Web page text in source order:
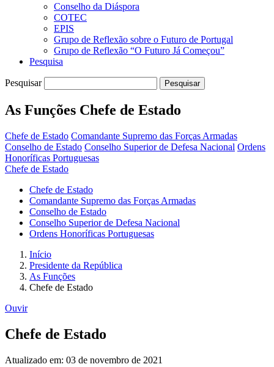
Conselho da Diáspora
COTEC
EPIS
Grupo de Reflexão sobre o Futuro de Portugal
Grupo de Reflexão “O Futuro Já Começou”
Pesquisa
Pesquisar Pesquisar
As Funções Chefe de Estado
Chefe de Estado Comandante Supremo das Forças Armadas
Conselho de Estado Conselho Superior de Defesa Nacional Ordens
Honoríficas Portuguesas
Chefe de Estado
Chefe de Estado
Comandante Supremo das Forças Armadas
Conselho de Estado
Conselho Superior de Defesa Nacional
Ordens Honoríficas Portuguesas
Início
Presidente da República
As Funções
Chefe de Estado
Ouvir
Chefe de Estado
Atualizado em: 03 de novembro de 2021